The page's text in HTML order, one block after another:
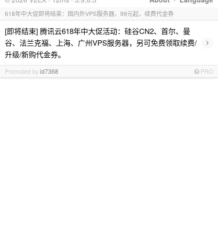
618年中大促即将结束：国内外VPS服务器，99元起，续费代金券
[即将结束] 腾讯云618年中大促活动：硅谷CN2、首尔、曼
谷、法兰克福、上海、广州VPS服务器，另可免费领取续费/
升级/新购代金券。
›
Promoted byid7368 PRO